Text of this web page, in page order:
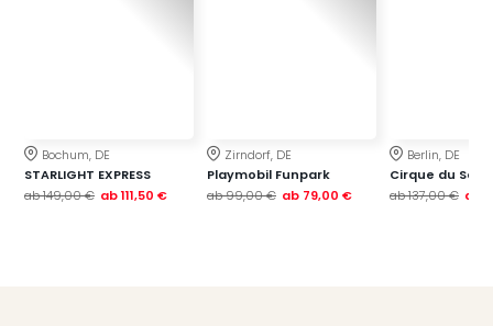
Bochum, DE
STARLIGHT EXPRESS
ab149,00 € ab111,50 €
Zirndorf, DE
Playmobil Funpark
ab99,00 € ab 79,00 €
Berlin, DE
Cirque du Soleil
ab137,00 € ab